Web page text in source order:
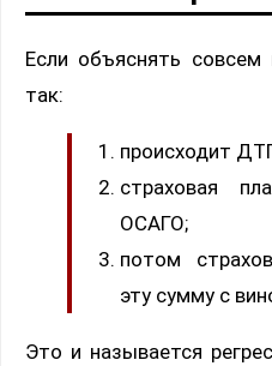
Если объяснять совсем
так:
происходит
страховая
ОСАГО;
потом
эту сумму с
Это и называется